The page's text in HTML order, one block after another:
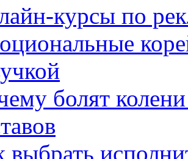
курсы по
болят
выбрать